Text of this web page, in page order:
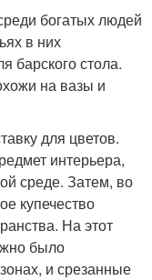
богатых людей
в них
барского стола.
на вазы и
для цветов.
интерьера,
среде. Затем, во
купечество
На этот
было
и срезанные